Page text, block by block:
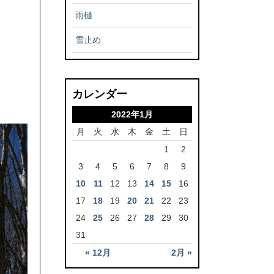
雨樋
雪止め
カレンダー
2022年1月
月
火 水 木 金 土 日
« 12月 2月 »
1
2
3
4 5 6 7 8
9
10
11 12 13 14 15
16
17
18 19 20 21 22
23
24
25 26 27 28 29
30
31